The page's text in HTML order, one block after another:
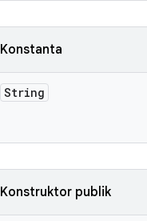
Konstanta
String
Konstruktor publik